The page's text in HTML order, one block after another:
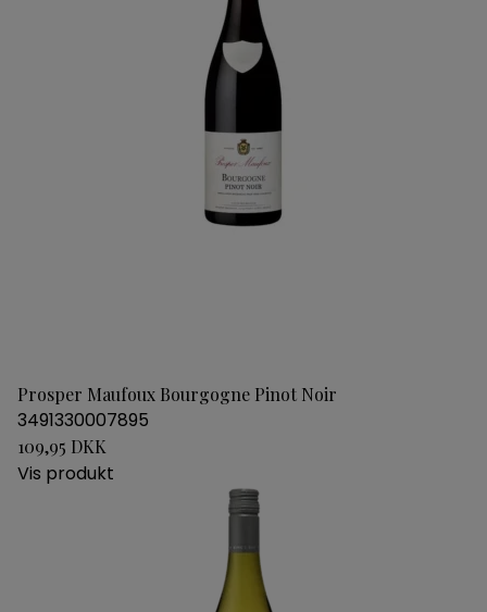
Prosper Maufoux Bourgogne Pinot Noir
3491330007895
109,95 DKK
Vis produkt